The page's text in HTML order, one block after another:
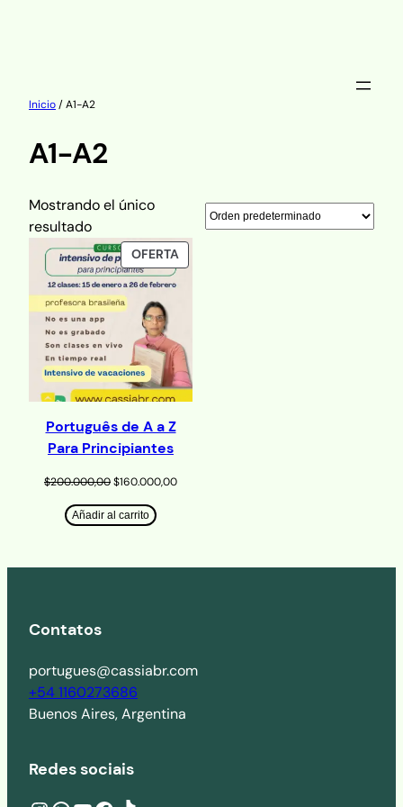
Inicio/ A1-A2
A1-A2
Mostrando el único
resultado
OFERTAPRODUCTO
EN
Português de A a Z
Para Principiantes
$200.000,00El
original
era:
$160.000,00El
Añadir al carrito
Contatos
portugues@cassiabr.com
+54 1160273686
Buenos Aires, Argentina
Redes sociais